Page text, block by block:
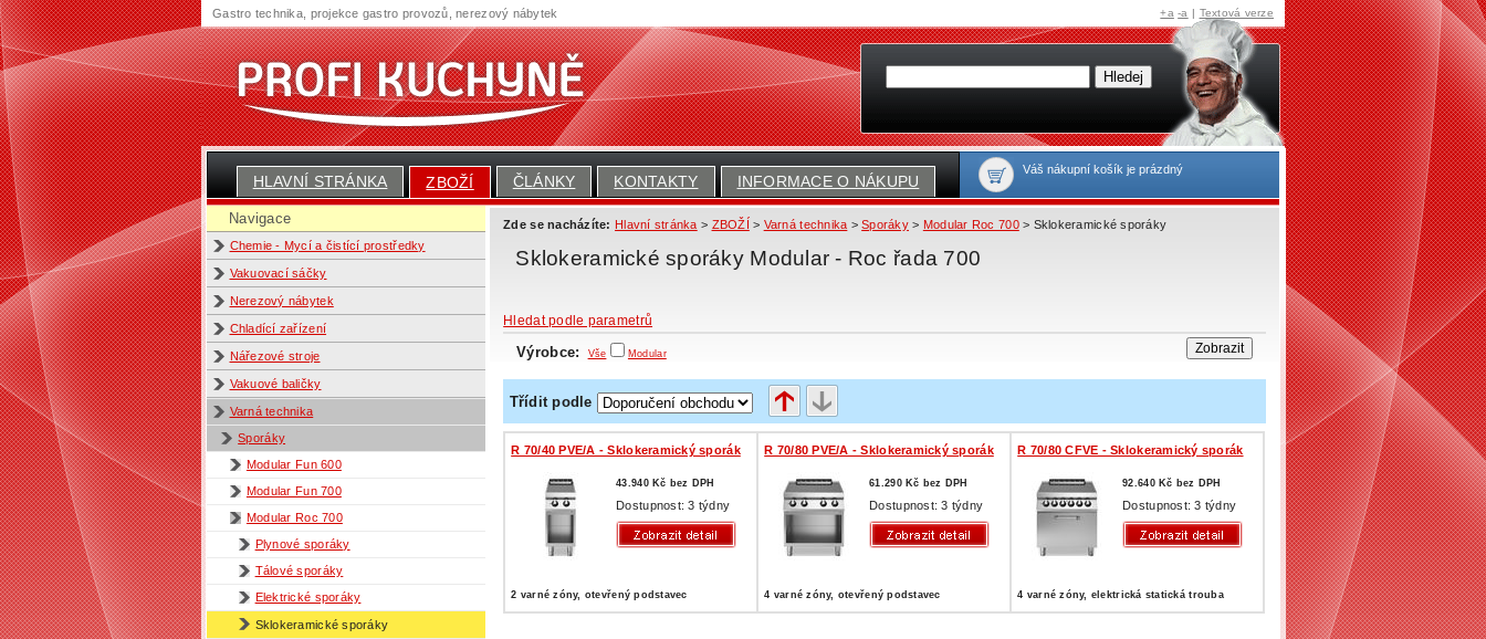
HLAVNÍ STRÁNKA ZBOŽÍ ČLÁNKY KONTAKTY INFORMACE O NÁKUPU
Váš nákupní košík je prázdný
Navigace
Chemie - Mycí a čistící prostředky
Vakuovací sáčky
Nerezový nábytek
Chladící zařízení
Nářezové stroje
Vakuové baličky
Varná technika
Sporáky
Modular Fun 600
Modular Fun 700
Modular Roc 700
Plynové sporáky
Tálové sporáky
Elektrické sporáky
Sklokeramické sporáky
Zde se nacházíte: Hlavní stránka > ZBOŽÍ > Varná technika >Sporáky > Modular Roc 700 > Sklokeramické sporáky
Sklokeramické sporáky Modular - Roc řada 700
Hledat podle parametrů
Výrobce: Vše Modular
Třídit podle
R 70/40 PVE/A - Sklokeramický sporák
43.940 Kč bez DPH
Dostupnost: 3 týdny
2 varné zóny, otevřený podstavec
R 70/80 PVE/A - Sklokeramický sporák
61.290 Kč bez DPH
Dostupnost: 3 týdny
4 varné zóny, otevřený podstavec
R 70/80 CFVE - Sklokeramický sporák
92.640 Kč bez DPH
Dostupnost: 3 týdny
4 varné zóny, elektrická statická trouba
Gastro technika, projekce gastro provozů, nerezový nábytek +a -a | Textová verze